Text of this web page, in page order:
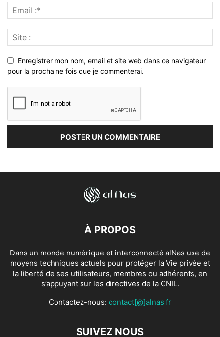
Enregistrer mon nom, email et site web dans ce navigateur
pour la prochaine fois que je commenterai.
À PROPOS
Dans un monde numérique et interconnecté alNas use de
moyens techniques actuels pour protéger la Vie privée et
la liberté de ses utilisateurs, membres ou adhérents, en
s’appuyant sur les directives de la CNIL.
Contactez-nous: contact[@]alnas.fr
SUIVEZ NOUS